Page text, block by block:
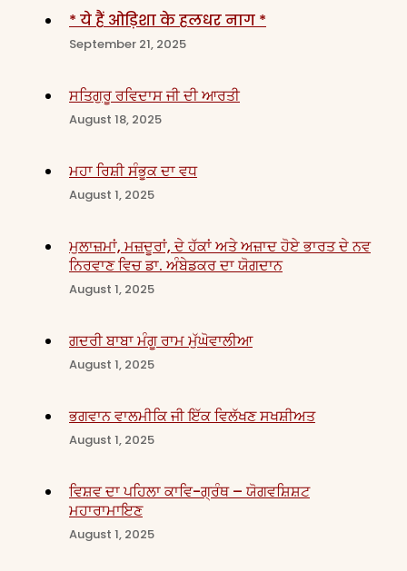
* ये हैं ओड़िशा के हलधर नाग *
September 21, 2025
ਸਤਿਗੁਰੂ ਰਵਿਦਾਸ ਜੀ ਦੀ ਆਰਤੀ
August 18, 2025
ਮਹਾ ਰਿਸ਼ੀ ਸੰਭੂਕ ਦਾ ਵਧ
August 1, 2025
ਮੁਲਾਜ਼ਮਾਂ, ਮਜ਼ਦੂਰਾਂ, ਦੇ ਹੱਕਾਂ ਅਤੇ ਅਜ਼ਾਦ ਹੋਏ ਭਾਰਤ ਦੇ ਨਵ
ਨਿਰਵਾਣ ਵਿਚ ਡਾ. ਅੰਬੇਡਕਰ ਦਾ ਯੋਗਦਾਨ
August 1, 2025
ਗਦਰੀ ਬਾਬਾ ਮੰਗੂ ਰਾਮ ਮੁੱਘੋਵਾਲੀਆ
August 1, 2025
ਭਗਵਾਨ ਵਾਲਮੀਕਿ ਜੀ ਇੱਕ ਵਿਲੱਖਣ ਸਖਸ਼ੀਅਤ
August 1, 2025
ਵਿਸ਼ਵ ਦਾ ਪਹਿਲਾ ਕਾਵਿ-ਗ੍ਰੰਥ – ਯੋਗਵਸ਼ਿਸ਼ਟ
ਮਹਾਰਾਮਾਇਣ
August 1, 2025